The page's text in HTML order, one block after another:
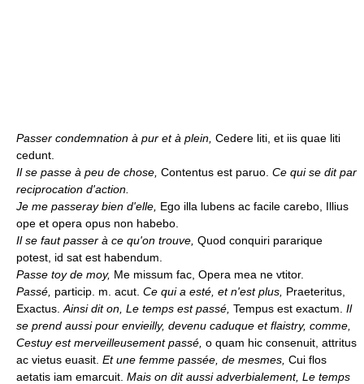
Passer condemnation à pur et à plein, Cedere liti, et iis quae liti
cedunt.
Il se passe à peu de chose, Contentus est paruo. Ce qui se dit par
reciprocation d'action.
Je me passeray bien d'elle, Ego illa lubens ac facile carebo, Illius
ope et opera opus non habebo.
Il se faut passer à ce qu'on trouve, Quod conquiri pararique
potest, id sat est habendum.
Passe toy de moy, Me missum fac, Opera mea ne vtitor.
Passé, particip. m. acut. Ce qui a esté, et n'est plus, Praeteritus,
Exactus. Ainsi dit on, Le temps est passé, Tempus est exactum. Il
se prend aussi pour envieilly, devenu caduque et flaistry, comme,
Cestuy est merveilleusement passé, o quam hic consenuit, attritus
ac vietus euasit. Et une femme passée, de mesmes, Cui flos
aetatis iam emarcuit. Mais on dit aussi adverbialement, Le temps